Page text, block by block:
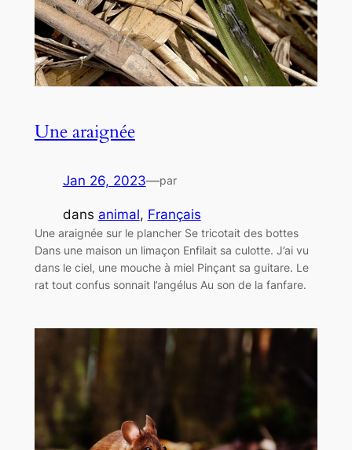
Une araignée
Jan 26, 2023—par
dans animal, Français
Une araignée sur le plancher Se tricotait des bottes
Dans une maison un limaçon Enfilait sa culotte. J’ai vu
dans le ciel, une mouche à miel Pinçant sa guitare. Le
rat tout confus sonnait l’angélus Au son de la fanfare.